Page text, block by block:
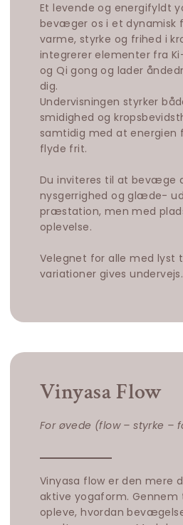
Et levende og energifyldt
bevæger os i et dynamisk
varme, styrke og frihed i
integrerer elementer fra
og Qi gong og lader
dig.
Undervisningen styrker
smidighed og
samtidig med at energien
flyde frit.
Du inviteres til at bevæge
nysgerrighed og glæde-
præstation, men med
oplevelse.
Velegnet for alle med lyst
variationer gives undervejs.
Vinyasa Flow
For øvede (flow – styrke –
Vinyasa flow er den mere
aktive yogaform. Gennem
opleve, hvordan